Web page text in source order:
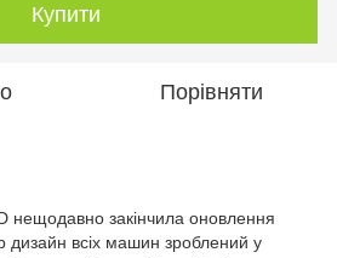
Купити
Порівняти
нещодавно закінчила оновлення
дизайн всіх машин зроблений у